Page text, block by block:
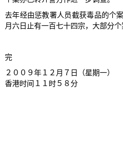
去年经由惩教署人员截获毒品的个
月六日止有一百七十四宗，大部分个
完
２００９年１２月７日（星期一）
香港时间１１时５８分